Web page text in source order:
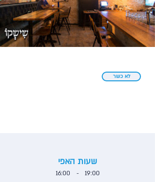
לא כשר
שעות האפי
16:00 - 19:00